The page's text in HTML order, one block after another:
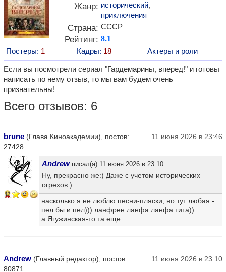
Жанр: исторический,
приключения
Страна: СССР
Рейтинг: 8.1
Постеры: 1 Кадры: 18 Актеры и роли
Если вы посмотрели сериал "Гардемарины, вперед!" и готовы
написать по нему отзыв, то мы вам будем очень
признательны!
Всего отзывов: 6
brune (Глава Киноакадемии), постов:
27428
11 июня 2026 в 23:46
17
Andrewписал(а) 11 июня 2026 в 23:10
Ну, прекрасно же:) Даже с учетом исторических
огрехов:)
насколько я не люблю песни-пляски, но тут любая -
пел бы и пел))) ланфрен ланфа ланфа тита))
а Ягужинская-то та еще...
Andrew (Главный редактор), постов:
80871
11 июня 2026 в 23:10